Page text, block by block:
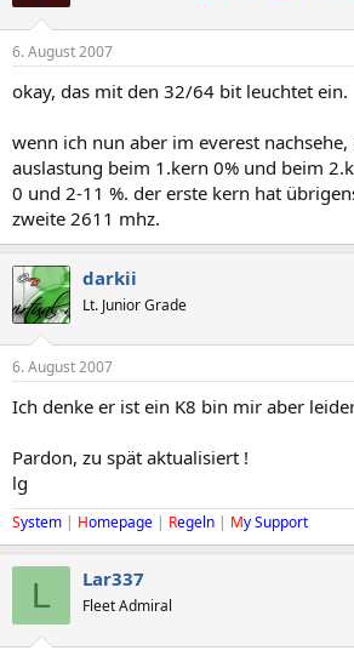
6. August 2007
okay, das mit den 32/64 bit leuchtet ein.
wenn ich nun aber im everest
auslastung beim 1.kern 0% und beim
0 und 2-11 %. der erste kern hat
zweite 2611 mhz.
darkii
Lt. Junior Grade
6. August 2007
Ich denke er ist ein K8 bin mir aber
Pardon, zu spät aktualisiert !
lg
System | Homepage | Regeln | My Support
L Lar337
Fleet Admiral